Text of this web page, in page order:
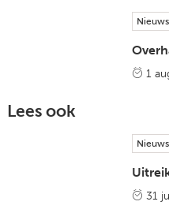
Nieuws
1
Lees ook
Nieuws
31